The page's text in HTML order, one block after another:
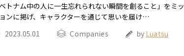
ベトナム中の人に一生忘れられない瞬間を創ること」をミッ
ンに掲げ、キャラクターを通じて思いを届け…
2023.05.01
Companies by Luatsu